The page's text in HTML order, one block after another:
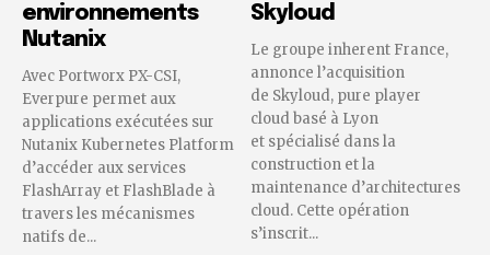
environnements
Nutanix
Avec Portworx PX-CSI,
Everpure permet aux
applications exécutées sur
Nutanix Kubernetes Platform
d’accéder aux services
FlashArray et FlashBlade à
travers les mécanismes
natifs de...
Skyloud
Le groupe inherent France,
annonce l’acquisition
de Skyloud, pure player
cloud basé à Lyon
et spécialisé dans la
construction et la
maintenance d’architectures
cloud. Cette opération
s’inscrit...